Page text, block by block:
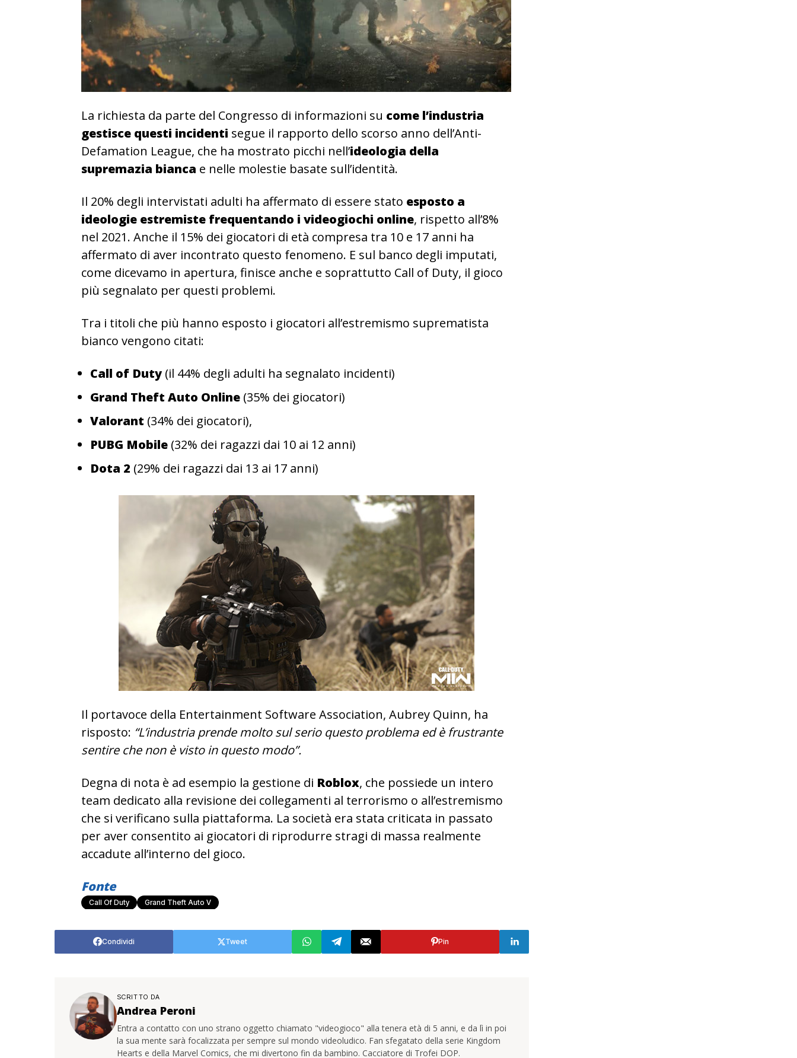
La richiesta da parte del Congresso di informazioni su come l’industria
gestisce questi incidenti segue il rapporto dello scorso anno dell’Anti-
Defamation League, che ha mostrato picchi nell’ideologia della
supremazia bianca e nelle molestie basate sull’identità.
Il 20% degli intervistati adulti ha affermato di essere stato esposto a
ideologie estremiste frequentando i videogiochi online, rispetto all’8%
nel 2021. Anche il 15% dei giocatori di età compresa tra 10 e 17 anni ha
affermato di aver incontrato questo fenomeno. E sul banco degli imputati,
come dicevamo in apertura, finisce anche e soprattutto Call of Duty, il gioco
più segnalato per questi problemi.
Tra i titoli che più hanno esposto i giocatori all’estremismo suprematista
bianco vengono citati:
Call of Duty (il 44% degli adulti ha segnalato incidenti)
Grand Theft Auto Online (35% dei giocatori)
Valorant (34% dei giocatori),
PUBG Mobile (32% dei ragazzi dai 10 ai 12 anni)
Dota 2 (29% dei ragazzi dai 13 ai 17 anni)
Il portavoce della Entertainment Software Association, Aubrey Quinn, ha
risposto: “L’industria prende molto sul serio questo problema ed è frustrante
sentire che non è visto in questo modo”.
Degna di nota è ad esempio la gestione di Roblox, che possiede un intero
team dedicato alla revisione dei collegamenti al terrorismo o all’estremismo
che si verificano sulla piattaforma. La società era stata criticata in passato
per aver consentito ai giocatori di riprodurre stragi di massa realmente
accadute all’interno del gioco.
Fonte
Call Of Duty Grand Theft Auto V
Condividi Tweet Pin
SCRITTO DA
Andrea Peroni
Entra a contatto con uno strano oggetto chiamato "videogioco" alla tenera età di 5 anni, e da lì in poi
la sua mente sarà focalizzata per sempre sul mondo videoludico. Fan sfegatato della serie Kingdom
Hearts e della Marvel Comics, che mi divertono fin da bambino. Cacciatore di Trofei DOP.